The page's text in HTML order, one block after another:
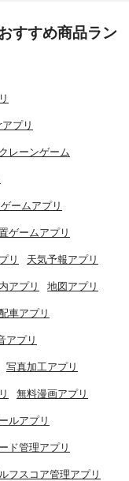
すすめ商品ラン
プリ
レーンゲーム
ームアプリ
ゲームアプリ
リ 天気予報アプリ
アプリ 地図アプリ
車アプリ
アプリ
写真加工アプリ
無料漫画アプリ
ルアプリ
ド管理アプリ
フスコア管理アプリ